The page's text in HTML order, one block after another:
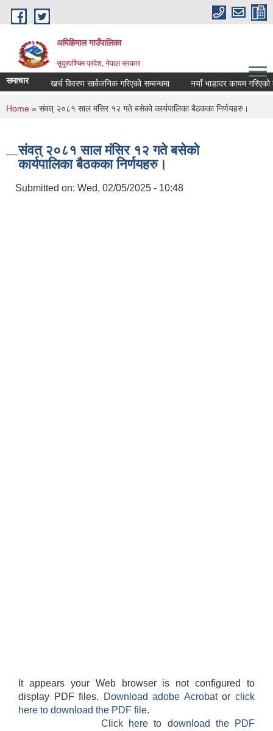
Skip to main content
अपिहिमाल गाउँपालिका
सुदुरपश्चिम प्रदेश, नेपाल सरकार
समाचार खर्च विवरण सार्वजनिक गरिएको सम्बन्धमा नयाँ भाडादर कायम गरिएको बारे
You are here
Home » संवत् २०८१ साल मंसिर १२ गते बसेको कार्यपालिका बैठकका निर्णयहरु।
संवत् २०८१ साल मंसिर १२ गते बसेको
कार्यपालिका बैठकका निर्णयहरु।
Submitted on: Wed, 02/05/2025 - 10:48
It appears your Web browser is not configured to
display PDF files.
Download adobe Acrobatorclick
here to download the PDF file.
Click here to download the PDF